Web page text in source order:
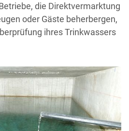
die Direktvermarktung
oder Gäste beherbergen,
ihres Trinkwassers